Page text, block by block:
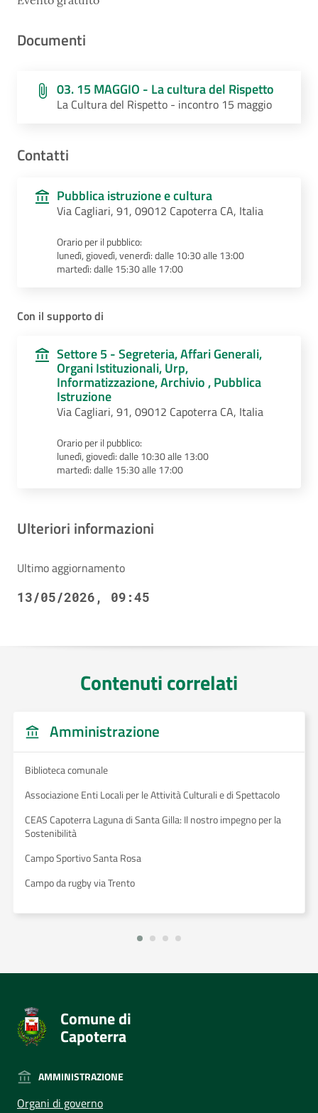
Documenti
03. 15 MAGGIO - La cultura del Rispetto
La Cultura del Rispetto - incontro 15 maggio
Contatti
Pubblica istruzione e cultura
Via Cagliari, 91, 09012 Capoterra CA, Italia
Orario per il pubblico:
lunedì, giovedì, venerdì: dalle 10:30 alle 13:00
martedì: dalle 15:30 alle 17:00
Con il supporto di
Settore 5 - Segreteria, Affari Generali,
Organi Istituzionali, Urp,
Informatizzazione, Archivio , Pubblica
Istruzione
Via Cagliari, 91, 09012 Capoterra CA, Italia
Orario per il pubblico:
lunedì, giovedì: dalle 10:30 alle 13:00
martedì: dalle 15:30 alle 17:00
Ulteriori informazioni
Ultimo aggiornamento
13/05/2026, 09:45
Contenuti correlati
Amministrazione
Biblioteca comunale
Associazione Enti Locali per le Attività Culturali e di Spettacolo
CEAS Capoterra Laguna di Santa Gilla: Il nostro impegno per la
Sostenibilità
Campo Sportivo Santa Rosa
Campo da rugby via Trento
Comune di
Capoterra
AMMINISTRAZIONE
Organi di governo